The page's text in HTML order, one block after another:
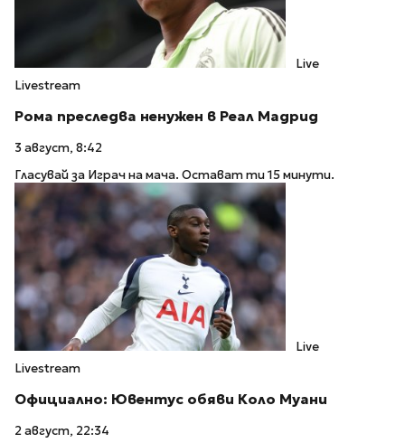
Live
Livestream
Рома преследва ненужен в Реал Мадрид
3 август, 8:42
Гласувай за Играч на мача. Остават ти 15 минути.
Live
Livestream
Официално: Ювентус обяви Коло Муани
2 август, 22:34